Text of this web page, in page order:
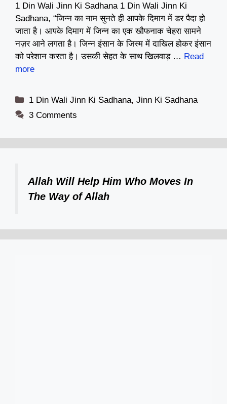
1 Din Wali Jinn Ki Sadhana 1 Din Wali Jinn Ki
Sadhana, “जिन्न का नाम सुनते ही आपके दिमाग में डर पैदा हो
जाता है। आपके दिमाग में जिन्न का एक खौफनाक चेहरा सामने
नज़र आने लगता है। जिन्न इंसान के जिस्म में दाखिल होकर इंसान
को परेशान करता है। उसकी सेहत के साथ खिलवाड़ … Read
more
Categories
1 Din Wali Jinn Ki Sadhana,Jinn Ki Sadhana
3 Comments
Allah Will Help Him Who Moves In
The Way of Allah